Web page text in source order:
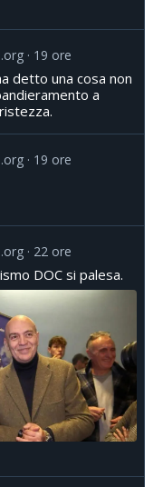
19 ore
detto una cosa non
a
19 ore
22 ore
DOC si palesa.